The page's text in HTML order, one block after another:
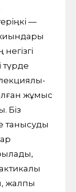
—
жиындары
түрде
жұмыс
Біз
танысуды
жалпы